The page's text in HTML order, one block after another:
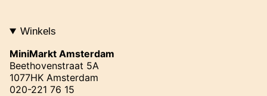
Winkels
MiniMarkt Amsterdam
Beethovenstraat 5A
1077HK Amsterdam
020-221 76 15